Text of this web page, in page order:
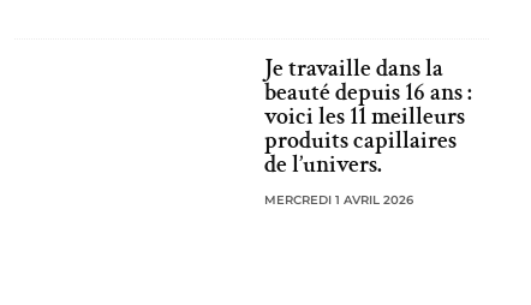
Je travaille dans la
beauté depuis 16 ans :
voici les 11 meilleurs
produits capillaires
de l’univers.
MERCREDI 1 AVRIL 2026